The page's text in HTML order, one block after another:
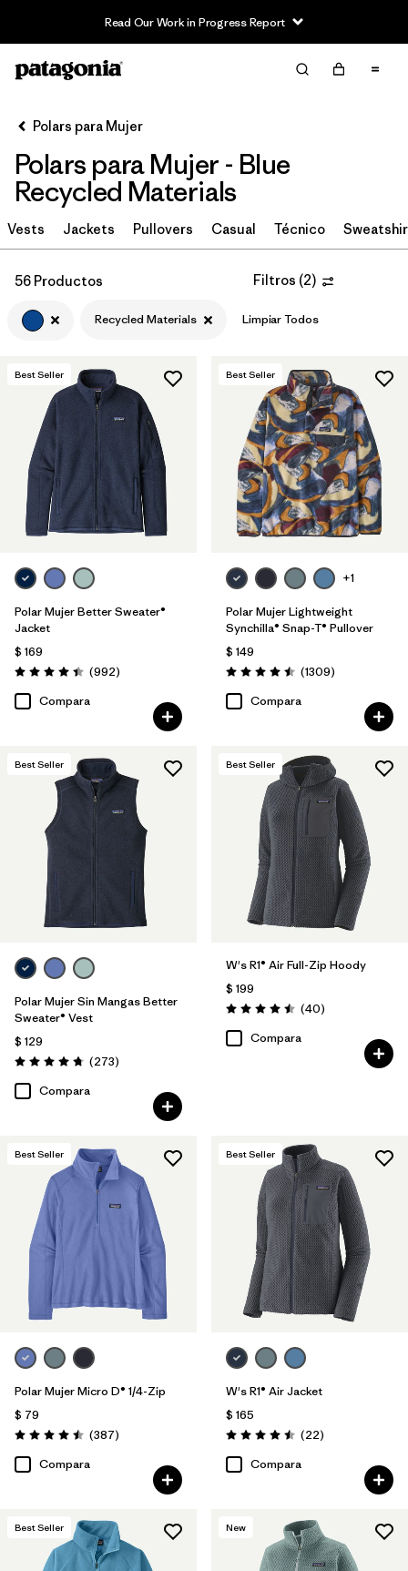
Read Our Work in Progress Report
Filter & Sort Limpiar Todos
Ordenar Por
Filtrar por
Category
Filtrar por
Price
Filtrar por
1
Filtrar por
Features
Filtrar por
Materials & Fabric
Filtrar por
Silhouette
Filtrar por
Sport
Filtrar por
Product Family
Polars para Mujer
Polars para Mujer - Blue
Recycled Materials
Vests Jackets Pullovers Casual Técnico
56 Productos Filtros (2)
Recycled Materials Limpiar Todos
Best Seller
Polar Mujer Better Sweater®
Jacket
$ 169
Valoración: 4.4 / 5
(992Comentarios
)
Compara
Best Seller
+1
Polar Mujer Lightweight
Synchilla® Snap-T® Pullover
$ 149
Valoración: 4.5 / 5
(1309Comentarios
)
Compara
Best Seller
Polar Mujer Sin Mangas Better
Sweater® Vest
$ 129
Valoración: 4.7 / 5
(273Comentarios
)
Compara
Best Seller
W's R1® Air Full-Zip Hoody
$ 199
Valoración: 4.5 / 5
(40Comentarios
)
Compara
Best Seller
Polar Mujer Micro D® 1/4-Zip
$ 79
Valoración: 4.5 / 5
(387Comentarios
)
Compara
Best Seller
W's R1® Air Jacket
$ 165
Valoración: 4.5 / 5
(22Comentarios
)
Compara
Best Seller New